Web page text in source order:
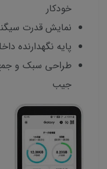
خودکار
نمایش قدرت
پایه نگهدارنده
طراحی سبک و
جیب